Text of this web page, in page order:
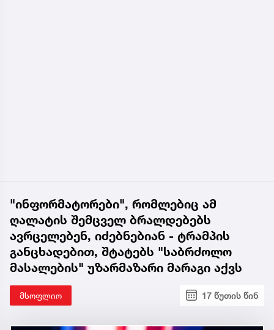
"ინფორმატორები", რომლებიც ამ
ღალატის შემცველ ბრალდებებს
ავრცელებენ, იძებნებიან - ტრამპის
განცხადებით, შტატებს "საბრძოლო
მასალების" უზარმაზარი მარაგი აქვს
მსოფლიო 17 წუთის წინ